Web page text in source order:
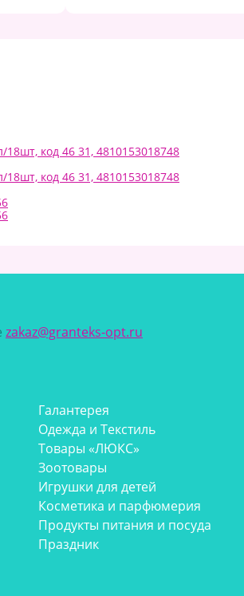
код 46 31, 4810153018748
код 46 31, 4810153018748
zakaz@granteks-opt.ru
Галантерея
Одежда и Текстиль
Товары «ЛЮКС»
Зоотовары
Игрушки для детей
Косметика и парфюмерия
Продукты питания и посуда
Праздник